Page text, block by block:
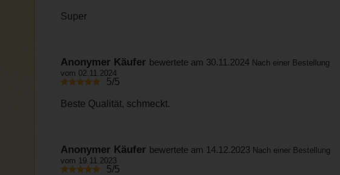
Super
Anonymer Käufer bewertete am 30.11.2024 Nach einer Bestellung
vom 02.11.2024
5/5
Beste Qualität, schmeckt.
Anonymer Käufer bewertete am 14.12.2023 Nach einer Bestellung
vom 19.11.2023
5/5